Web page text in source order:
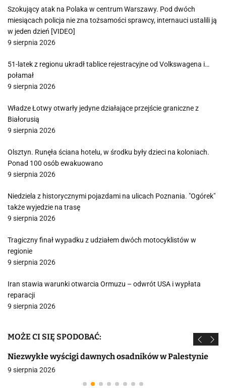
Szokujący atak na Polaka w centrum Warszawy. Pod dwóch
miesiącach policja nie zna tożsamości sprawcy, internauci ustalili ją
w jeden dzień [VIDEO]
9 sierpnia 2026
51-latek z regionu ukradł tablice rejestracyjne od Volkswagena i…
połamał
9 sierpnia 2026
Władze Łotwy otwarły jedyne działające przejście graniczne z
Białorusią
9 sierpnia 2026
Olsztyn. Runęła ściana hotelu, w środku były dzieci na koloniach.
Ponad 100 osób ewakuowano
9 sierpnia 2026
Niedziela z historycznymi pojazdami na ulicach Poznania. "Ogórek"
także wyjedzie na trasę
9 sierpnia 2026
Tragiczny finał wypadku z udziałem dwóch motocyklistów w
regionie
9 sierpnia 2026
Iran stawia warunki otwarcia Ormuzu – odwrót USA i wypłata
reparacji
9 sierpnia 2026
MOŻE CI SIĘ SPODOBAĆ:
Niezwykłe wyścigi dawnych osadników w Palestynie
9 sierpnia 2026